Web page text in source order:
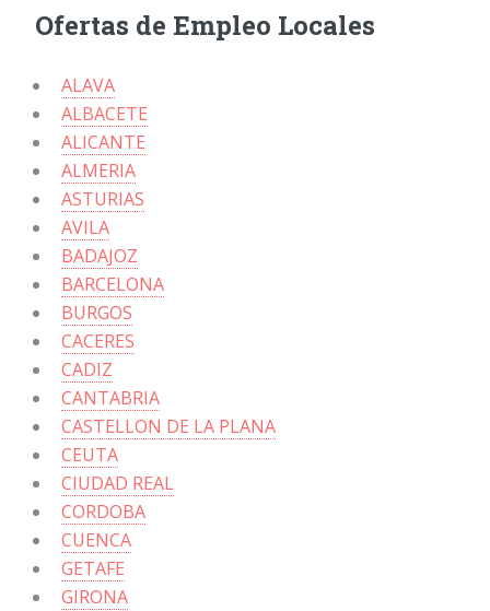
Ofertas de Empleo Locales
ALAVA
ALBACETE
ALICANTE
ALMERIA
ASTURIAS
AVILA
BADAJOZ
BARCELONA
BURGOS
CACERES
CADIZ
CANTABRIA
CASTELLON DE LA PLANA
CEUTA
CIUDAD REAL
CORDOBA
CUENCA
GETAFE
GIRONA